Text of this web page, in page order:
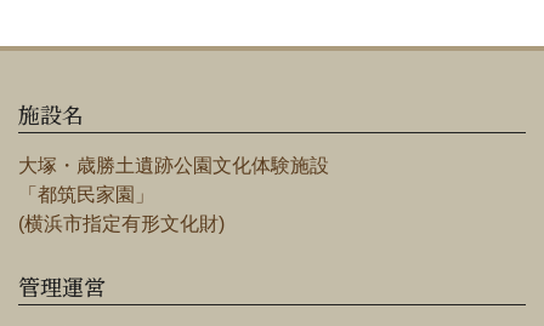
施設名
大塚・歳勝土遺跡公園文化体験施設
「都筑民家園」
(横浜市指定有形文化財)
管理運営